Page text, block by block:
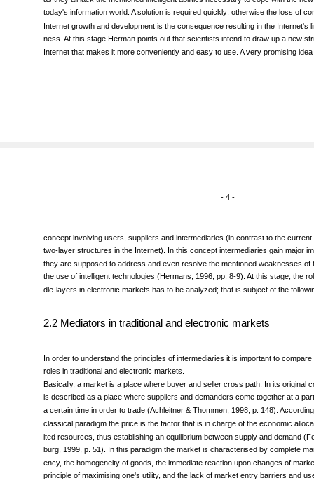
as they all lack the mentioned intelligent abilities necessary to cope with the
today's information world. A solution is required quickly; otherwise the loss of
Internet growth and development is the consequence resulting in the Internet's
ness. At this stage Herman points out that scientists intend to draw up a new
concept involving users, suppliers and intermediaries (in contrast to the current
two-layer structures in the Internet). In this concept intermediaries gain major
they are supposed to address and even resolve the mentioned weaknesses of
the use of intelligent technologies (Hermans, 1996, pp. 8-9). At this stage, the
In order to understand the principles of intermediaries it is important to compare
roles in traditional and electronic markets.
Basically, a market is a place where buyer and seller cross path. In its original
is described as a place where suppliers and demanders come together at a
a certain time in order to trade (Achleitner & Thommen, 1998, p. 148).
classical paradigm the price is the factor that is in charge of the economic
ited resources, thus establishing an equilibrium between supply and demand
burg, 1999, p. 51). In this paradigm the market is characterised by complete
ency, the homogeneity of goods, the immediate reaction upon changes of